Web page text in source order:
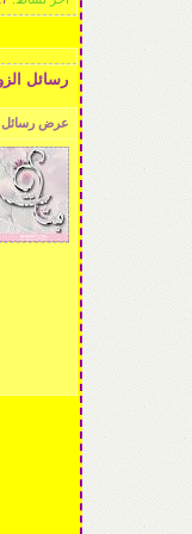
رسائل
عرض رسائل